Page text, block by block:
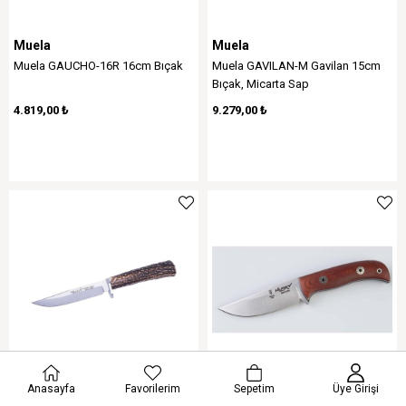
Muela
Muela GAUCHO-16R 16cm Bıçak
4.819,00 ₺
Muela
Muela GAVILAN-M Gavilan 15cm
Bıçak, Micarta Sap
9.279,00 ₺
Anasayfa Favorilerim Sepetim Üye Girişi